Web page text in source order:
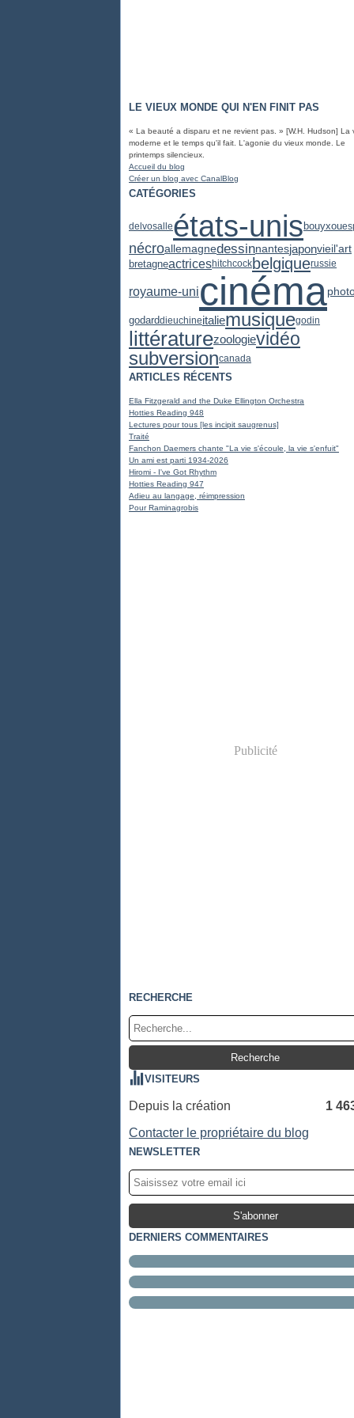
LE VIEUX MONDE QUI N'EN FINIT PAS
« La beauté a disparu et ne revient pas. » [W.H. Hudson] La
moderne et le temps qu'il fait. L'agonie du vieux monde. Le
printemps silencieux.
Accueil du blog
Créer un blog avec CanalBlog
CATÉGORIES
delvosalleétats-unis bouyxou
nécroallemagnedessinnantesjaponvieil'art
bretagneactriceshitchcock belgiquerussie
royaume-unicinéma
godarddieuchineitaliemusiquegodin
littératurezoologievidéo
subversioncanada
ARTICLES RÉCENTS
Ella Fitzgerald and the Duke Ellington Orchestra
Hotties Reading 948
Lectures pour tous [les incipit saugrenus]
Traité
Fanchon Daemers chante "La vie s'écoule, la vie s'enfuit"
Un ami est parti 1934-2026
Hiromi - I've Got Rhythm
Hotties Reading 947
Adieu au langage, réimpression
Pour Raminagrobis
Publicité
RECHERCHE
VISITEURS
Depuis la création
1
Contacter le propriétaire du blog
NEWSLETTER
DERNIERS COMMENTAIRES